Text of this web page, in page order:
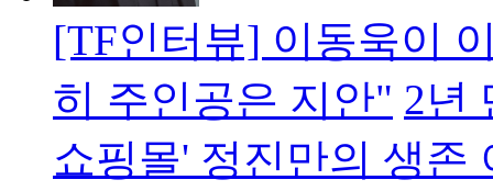
[TF인터뷰] 이동욱이
히 주인공은 지안" 2년
쇼핑몰' 정진만의 생존